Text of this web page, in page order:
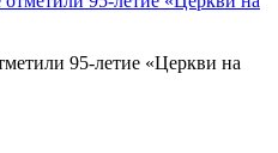
95-летие «Церкви на